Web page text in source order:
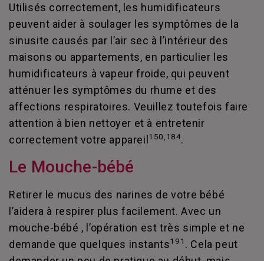
Utilisés correctement, les humidificateurs
peuvent aider à soulager les symptômes de la
sinusite causés par l’air sec à l’intérieur des
maisons ou appartements, en particulier les
humidificateurs à vapeur froide, qui peuvent
atténuer les symptômes du rhume et des
affections respiratoires. Veuillez toutefois faire
attention à bien nettoyer et à entretenir
correctement votre appareil 150,184.
Le Mouche-bébé
Retirer le mucus des narines de votre bébé
l’aidera à respirer plus facilement. Avec un
mouche-bébé , l’opération est très simple et ne
demande que quelques instants191 . Cela peut